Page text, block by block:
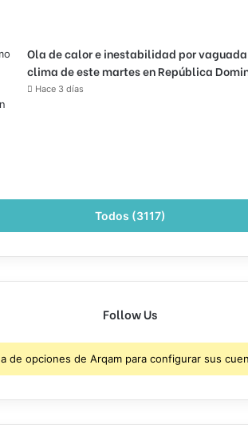
Ola de calor e inestabilidad por
clima de este martes en República
Hace 3 días
Todos (3117)
Follow Us
de opciones de Arqam para configurar sus